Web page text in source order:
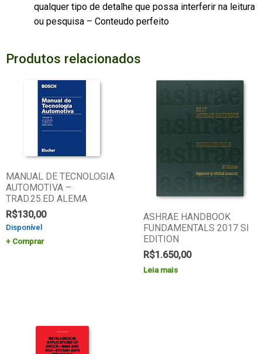
qualquer tipo de detalhe que possa interferir na leitura
ou pesquisa – Conteudo perfeito
Produtos relacionados
MANUAL DE TECNOLOGIA
AUTOMOTIVA –
TRAD.25.ED ALEMA
R$130,00
Disponível
Comprar
ASHRAE HANDBOOK
FUNDAMENTALS 2017 SI
EDITION
R$1.650,00
Leia mais